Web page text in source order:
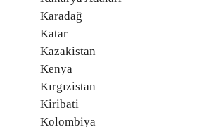
Karadağ
Katar
Kazakistan
Kenya
Kırgızistan
Kiribati
Kolombiya